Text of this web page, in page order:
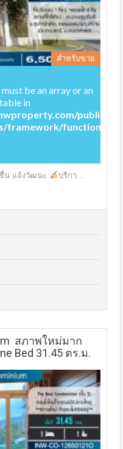
สำหรับขาย
be an array or an
in
framework/functions/
น แจ้งวัฒนะ บริกา...
สภาพใหม่มาก
Bed 31.45 ตร.ม.